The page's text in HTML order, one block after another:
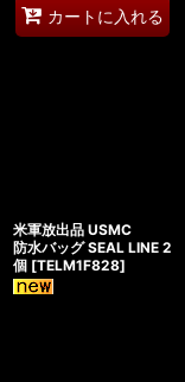
カートに入れる
米軍放出品 USMC
防水バッグ SEAL LINE 2
個 [TELM1F828]